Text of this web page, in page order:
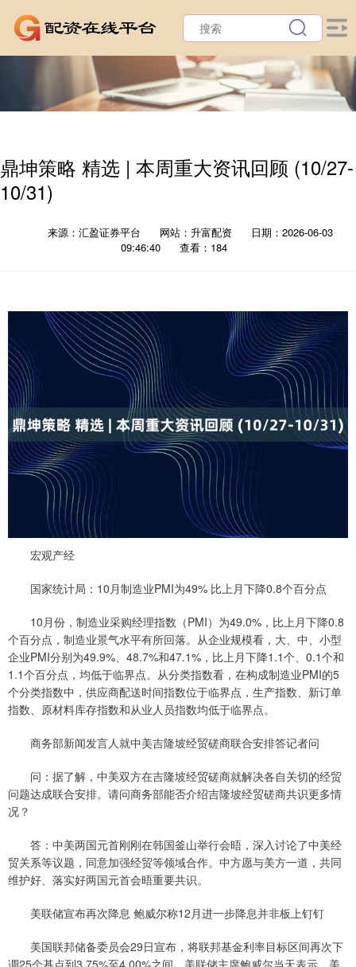
鼎坤策略 精选 | 本周重大资讯回顾 (10/27-
10/31)
来源：汇盈证券平台 网站：升富配资
日期：2026-06-03
09:46:40
查看：184
宏观产经
国家统计局：10月制造业PMI为49% 比上月下降0.8个百分点
10月份，制造业采购经理指数（PMI）为49.0%，比上月下降0.8
个百分点，制造业景气水平有所回落。从企业规模看，大、中、小型
企业PMI分别为49.9%、48.7%和47.1%，比上月下降1.1个、0.1个和
1.1个百分点，均低于临界点。从分类指数看，在构成制造业PMI的5
个分类指数中，供应商配送时间指数位于临界点，生产指数、新订单
指数、原材料库存指数和从业人员指数均低于临界点。
商务部新闻发言人就中美吉隆坡经贸磋商联合安排答记者问
问：据了解，中美双方在吉隆坡经贸磋商就解决各自关切的经贸
问题达成联合安排。请问商务部能否介绍吉隆坡经贸磋商共识更多情
况？
答：中美两国元首刚刚在韩国釜山举行会晤，深入讨论了中美经
贸关系等议题，同意加强经贸等领域合作。中方愿与美方一道，共同
维护好、落实好两国元首会晤重要共识。
美联储宣布再次降息 鲍威尔称12月进一步降息并非板上钉钉
美国联邦储备委员会29日宣布，将联邦基金利率目标区间再次下